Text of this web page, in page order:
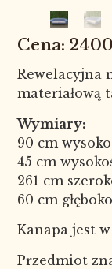
Rewelacyjna
materiałową
Wymiary:
90 cm
45 cm
261 cm
60 cm
Kanapa jest
Przedmiot